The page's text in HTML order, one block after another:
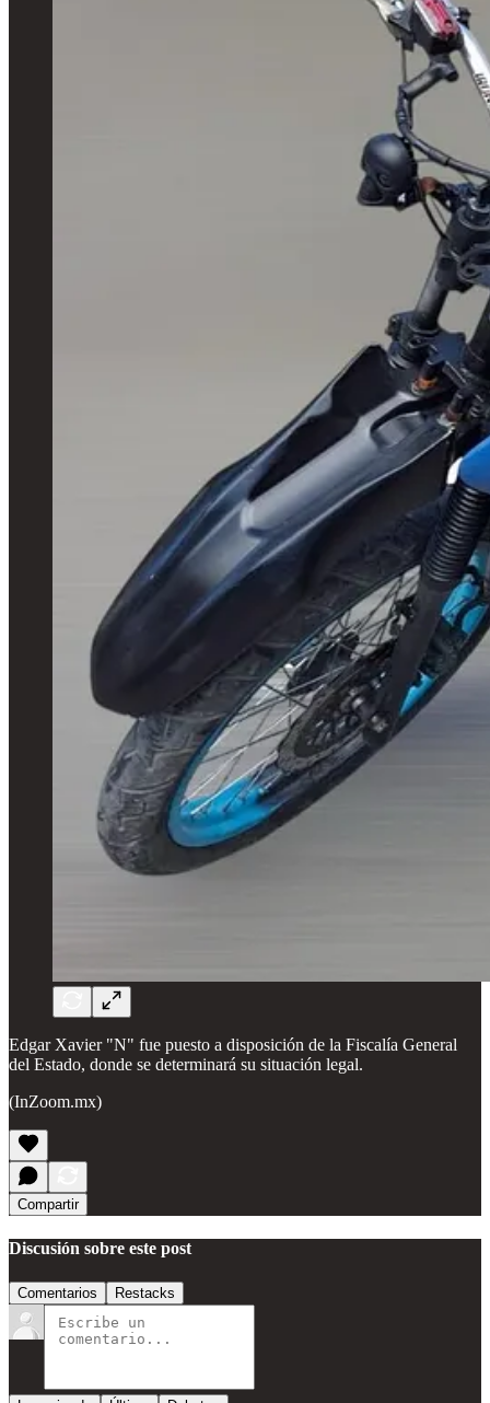
Edgar Xavier "N" fue puesto a disposición de la Fiscalía General
del Estado, donde se determinará su situación legal.
(InZoom.mx)
Compartir
Discusión sobre este post
Comentarios Restacks